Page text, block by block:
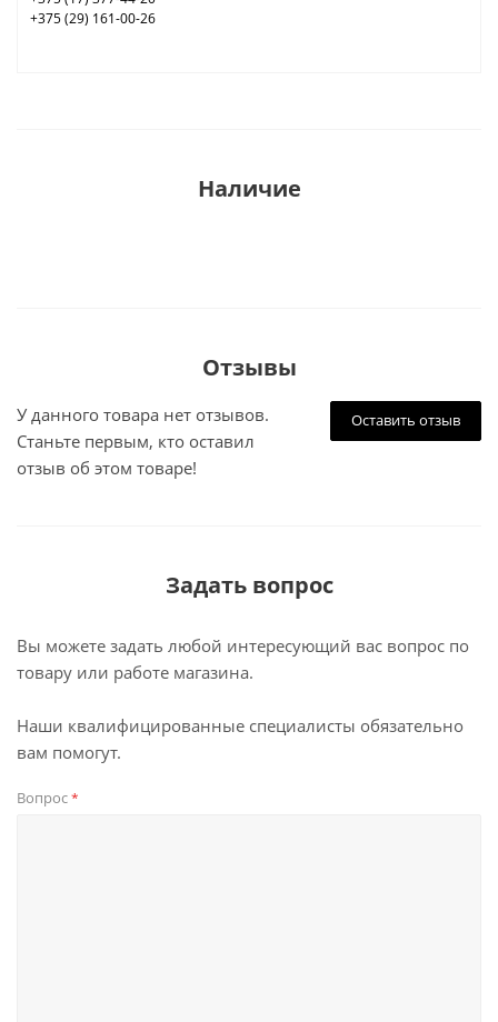
+375 (29) 161-00-26
Наличие
Отзывы
Оставить отзыв
У данного товара нет отзывов.
Станьте первым, кто оставил
отзыв об этом товаре!
Задать вопрос
Вы можете задать любой интересующий вас вопрос по
товару или работе магазина.
Наши квалифицированные специалисты обязательно
вам помогут.
Вопрос*